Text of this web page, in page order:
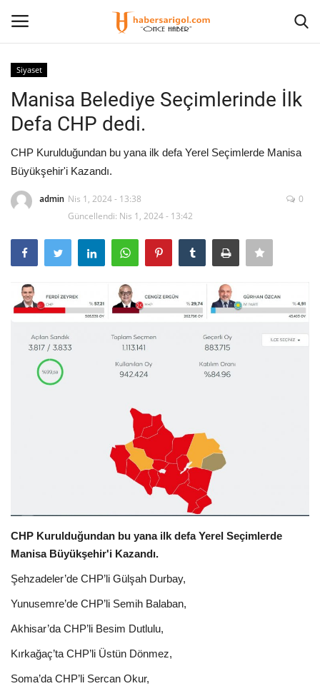
Anasayfa
Eğitim
Magazin
Spor
Siyaset
Sağlık
Kültür Sanat
Siyaset
Manisa Belediye Seçimlerinde İlk
Defa CHP dedi.
CHP Kurulduğundan bu yana ilk defa Yerel Seçimlerde Manisa
Büyükşehir'i Kazandı.
admin Nis 1, 2024 - 13:38
Güncellendi: Nis 1, 2024 - 13:42
0
CHP Kurulduğundan bu yana ilk defa Yerel Seçimlerde
Manisa Büyükşehir'i Kazandı.
Şehzadeler’de CHP’li Gülşah Durbay,
Yunusemre’de CHP’li Semih Balaban,
Akhisar’da CHP’li Besim Dutlulu,
Kırkağaç’ta CHP’li Üstün Dönmez,
Soma’da CHP’li Sercan Okur,